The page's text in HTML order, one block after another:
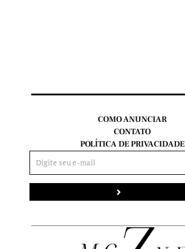
COMO ANUNCIAR
CONTATO
POLÍTICA DE PRIVACIDADE